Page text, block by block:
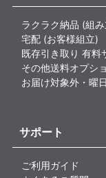
ラクラク納品 (組
宅配 (お客様組立)
既存引き取り 有料
その他送料オプシ
お届け対象外・曜
サポート
ご利用ガイド